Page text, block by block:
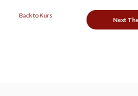
Back to Kurs
Next